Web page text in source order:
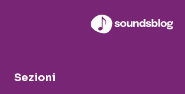
Sezioni